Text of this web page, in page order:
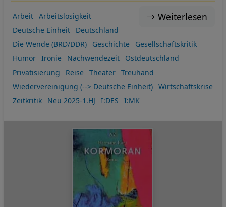
Weiterlesen
Arbeit
Arbeitslosigkeit
Deutsche Einheit
Deutschland
Die Wende (BRD/DDR)
Geschichte
Gesellschaftskritik
Humor
Ironie Nachwendezeit
Ostdeutschland
Privatisierung
Reise Theater
Treuhand
Wiedervereinigung (--> Deutsche Einheit)
Wirtschaftskrise
Zeitkritik
Neu 2025-1.HJ I:DES I:MK